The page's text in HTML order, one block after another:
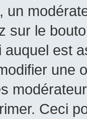
un
sur le
auquel est
une
Ceci